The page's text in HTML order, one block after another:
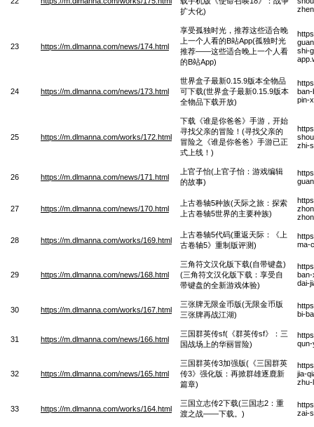
扩大化)
23 https://m.dlmanna.com/news/174.html
享受孤独时光，推荐这些适合晚
上一个人看的B站App(孤独时光
推荐——这些适合晚上一个人看
的B站App)
shi-
24 https://m.dlmanna.com/news/173.html
世界盒子最新0.15.9版本全物品
可下载(世界盒子最新0.15.9版本
全物品下载开放)
pin-
25 https://m.dlmanna.com/works/172.html
下载《谁是你爸爸》手游，开始
寻找父亲的冒险！(寻找父亲的
冒险之《谁是你爸爸》手游已正
式上线！)
zhi-
26 https://m.dlmanna.com/news/171.html
上官子怡(上官子怡：游戏编辑
的故事)
27 https://m.dlmanna.com/news/170.html
上古卷轴5种族(天际之旅：探索
上古卷轴5世界的主要种族)
28 https://m.dlmanna.com/works/169.html
上古卷轴5代码(重返天际：《上
古卷轴5》重制版评测)
ma-
29 https://m.dlmanna.com/news/168.html
三角符文汉化版下载(自带键盘)
(三角符文汉化版下载：享受自
带键盘的全新游戏体验)
dai-
30 https://m.dlmanna.com/works/167.html
三张牌无限金币版(无限金币版
三张牌再战江湖)
bi-
31 https://m.dlmanna.com/news/166.html
三国群英传sf(《群英传sf》：三
国战场上的华丽冒险)
32 https://m.dlmanna.com/news/165.html
三国群英传3加强版(《三国群英
传3》强化版：再掀群雄逐鹿新
篇章)
jia-
zhu-
33 https://m.dlmanna.com/works/164.html
三国立志传2下载(三国志2：重
渡之战——下载。)
zai-